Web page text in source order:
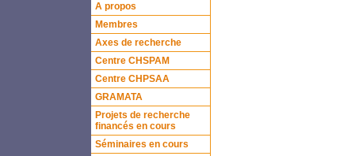
A propos
Membres
Axes de recherche
Centre CHSPAM
Centre CHPSAA
GRAMATA
Projets de recherche
financés en cours
Séminaires en cours